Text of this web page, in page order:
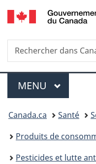
Recherche
Rechercher
dans
Menu
MENU PRINCIPAL
Vous
êtes
ici :
Canada.ca Santé
Produits de
Pesticides et lutte